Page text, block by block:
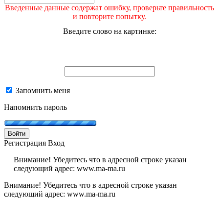
Введенные данные содержат ошибку, проверьте правильность
и повторите попытку.
Введите слово на картинке:
Запомнить меня
Напомнить пароль
Войти
Регистрация Вход
Внимание! Убедитесь что в адресной строке указан
следующий адрес: www.ma-ma.ru
Внимание! Убедитесь что в адресной строке указан
следующий адрес: www.ma-ma.ru